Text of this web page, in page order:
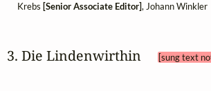
Krebs [Senior Associate Editor], Johann Winkler
3. Die Lindenwirthin [sung text